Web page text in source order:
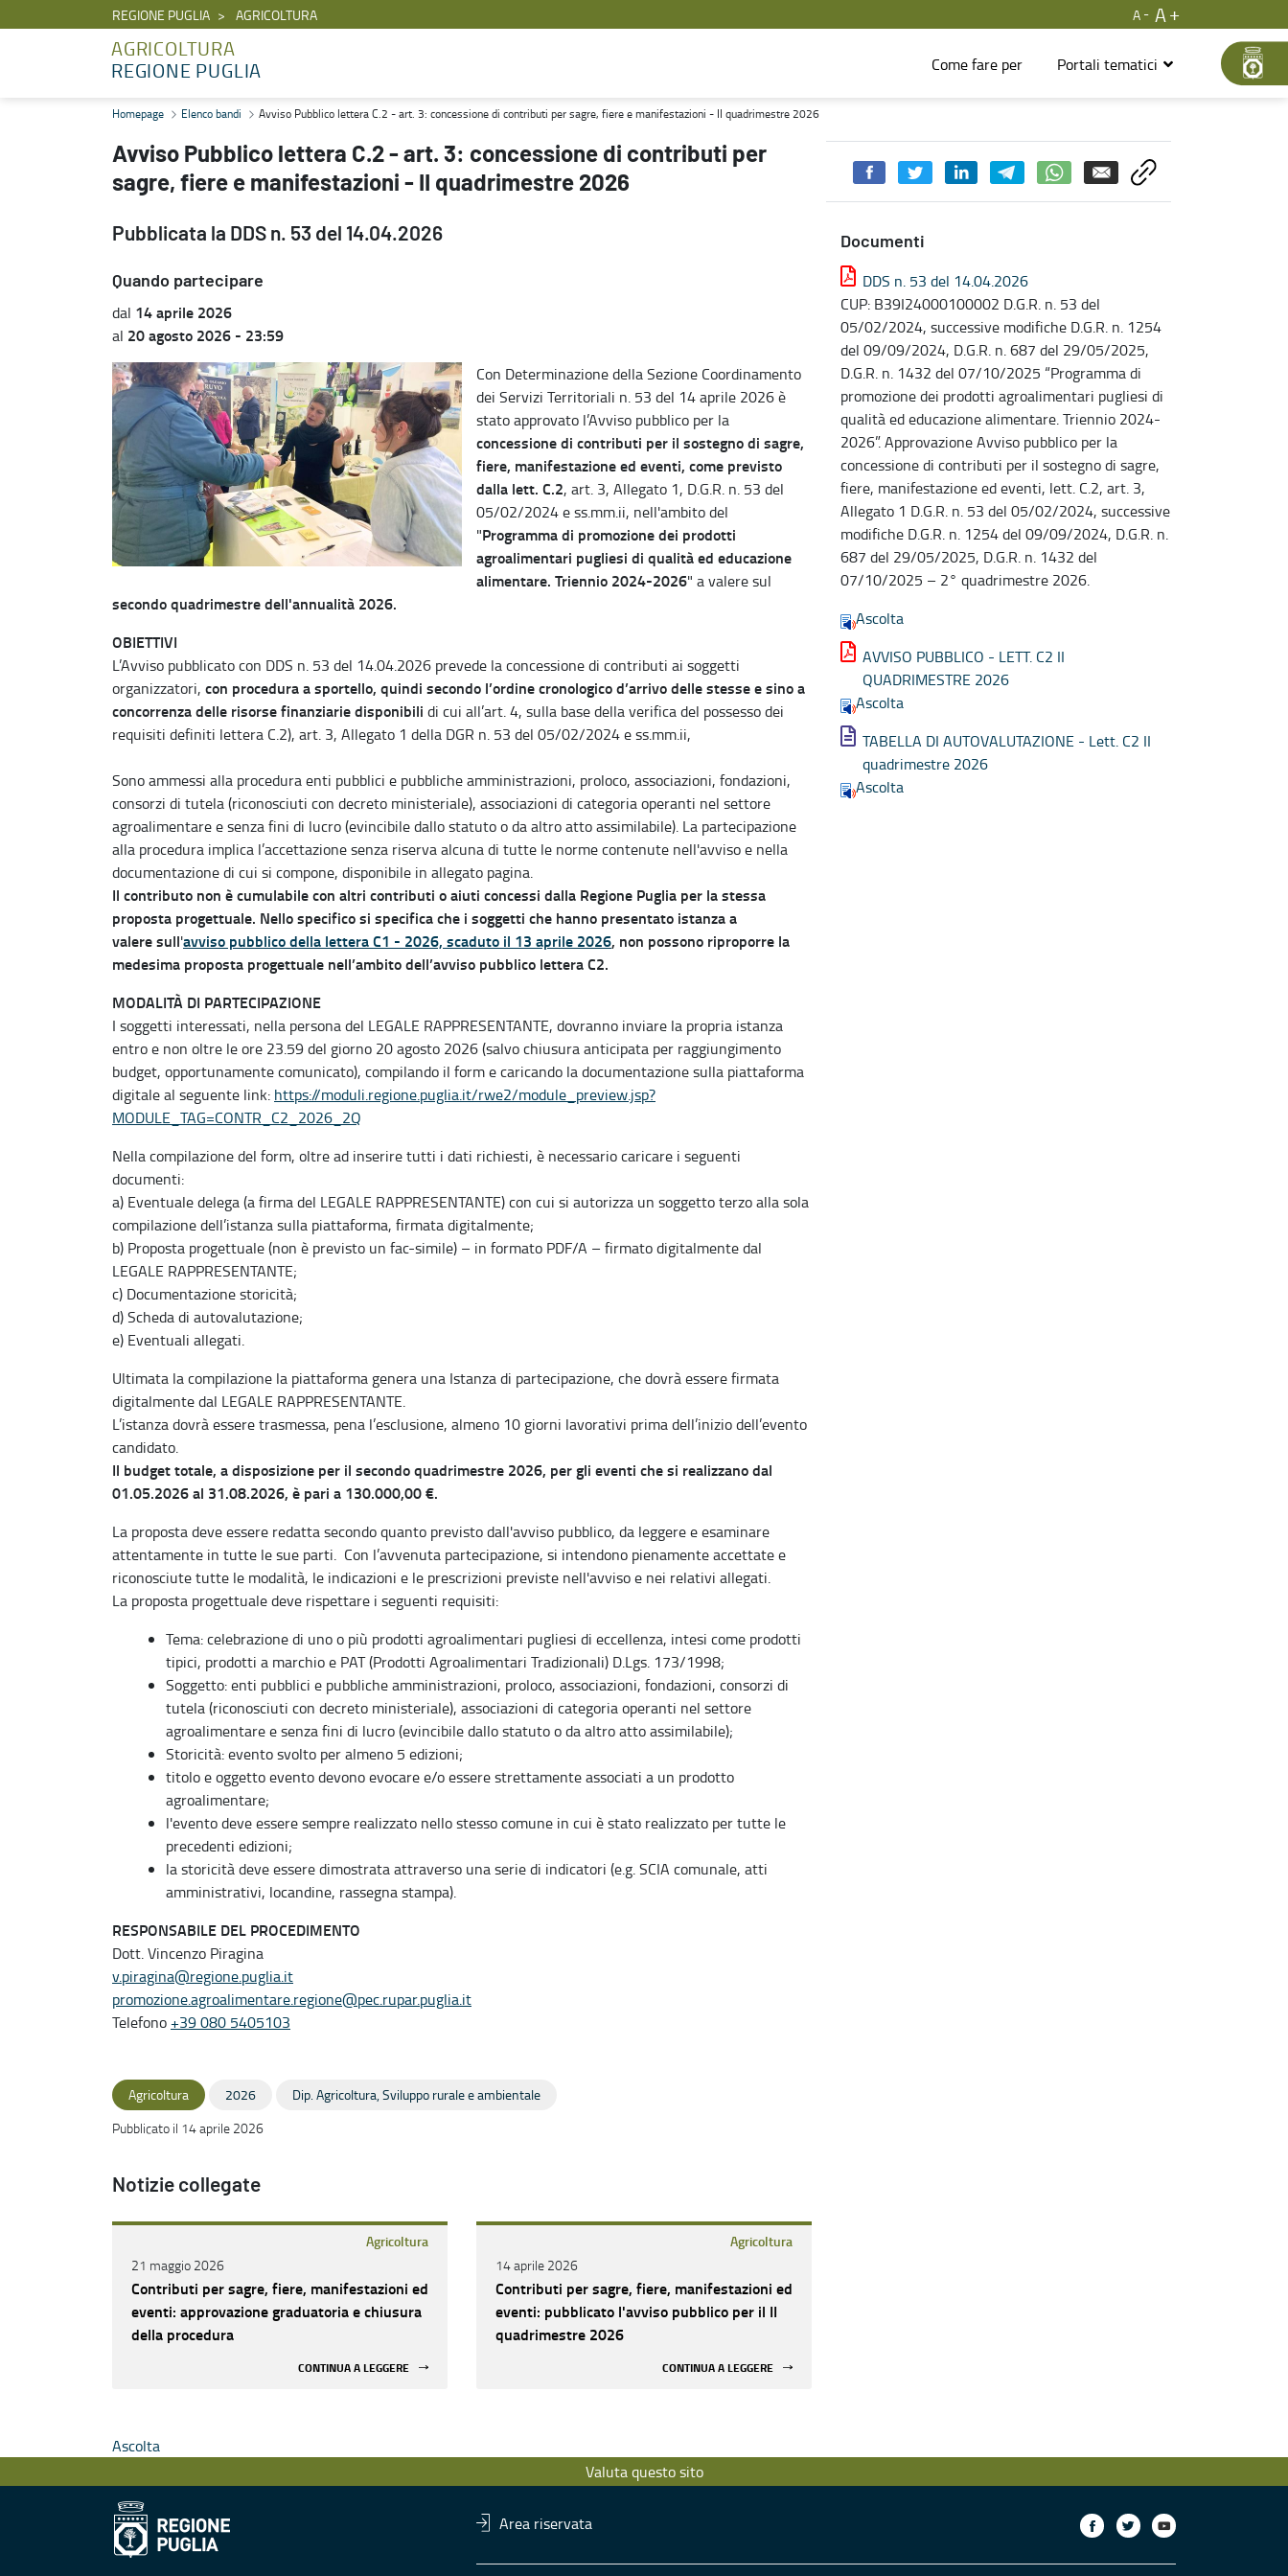
REGIONE PUGLIA AGRICOLTURA A
A
AGRICOLTURA
REGIONE PUGLIA
Come fare per Portali tematici
Avviso Pubblico lettera C.2 - art. 3: concessione di contributi per sagre, fiere e manifestazioni - II quadrimestre 2026 - Agricoltura
Homepage Elenco bandi Avviso Pubblico lettera C.2 - art. 3: concessione di contributi per sagre, fiere e manifestazioni - II quadrimestre 2026
Avviso Pubblico lettera C.2 - art. 3: concessione di contributi per
sagre, fiere e manifestazioni - II quadrimestre 2026
Pubblicata la DDS n. 53 del 14.04.2026
Quando partecipare
dal 14 aprile 2026
al 20 agosto 2026 - 23:59
Con Determinazione della Sezione Coordinamento
dei Servizi Territoriali n. 53 del 14 aprile 2026 è
stato approvato l’Avviso pubblico per la
concessione di contributi per il sostegno di sagre,
fiere, manifestazione ed eventi, come previsto
dalla lett. C.2, art. 3, Allegato 1, D.G.R. n. 53 del
05/02/2024 e ss.mm.ii, nell'ambito del
"Programma di promozione dei prodotti
agroalimentari pugliesi di qualità ed educazione
alimentare. Triennio 2024-2026" a valere sul
secondo quadrimestre dell'annualità 2026.
OBIETTIVI
L’Avviso pubblicato con DDS n. 53 del 14.04.2026 prevede la concessione di contributi ai soggetti
organizzatori, con procedura a sportello, quindi secondo l’ordine cronologico d’arrivo delle stesse e sino a
concorrenza delle risorse finanziarie disponibili di cui all’art. 4, sulla base della verifica del possesso dei
requisiti definiti lettera C.2), art. 3, Allegato 1 della DGR n. 53 del 05/02/2024 e ss.mm.ii,
Sono ammessi alla procedura enti pubblici e pubbliche amministrazioni, proloco, associazioni, fondazioni,
consorzi di tutela (riconosciuti con decreto ministeriale), associazioni di categoria operanti nel settore
agroalimentare e senza fini di lucro (evincibile dallo statuto o da altro atto assimilabile). La partecipazione
alla procedura implica l’accettazione senza riserva alcuna di tutte le norme contenute nell'avviso e nella
documentazione di cui si compone, disponibile in allegato pagina.
Il contributo non è cumulabile con altri contributi o aiuti concessi dalla Regione Puglia per la stessa
proposta progettuale. Nello specifico si specifica che i soggetti che hanno presentato istanza a
valere sull'avviso pubblico della lettera C1 - 2026, scaduto il 13 aprile 2026, non possono riproporre la
medesima proposta progettuale nell’ambito dell’avviso pubblico lettera C2.
MODALITÀ DI PARTECIPAZIONE
I soggetti interessati, nella persona del LEGALE RAPPRESENTANTE, dovranno inviare la propria istanza
entro e non oltre le ore 23.59 del giorno 20 agosto 2026 (salvo chiusura anticipata per raggiungimento
budget, opportunamente comunicato), compilando il form e caricando la documentazione sulla piattaforma
digitale al seguente link: https://moduli.regione.puglia.it/rwe2/module_preview.jsp?
MODULE_TAG=CONTR_C2_2026_2Q
Nella compilazione del form, oltre ad inserire tutti i dati richiesti, è necessario caricare i seguenti
documenti:
a) Eventuale delega (a firma del LEGALE RAPPRESENTANTE) con cui si autorizza un soggetto terzo alla sola
compilazione dell’istanza sulla piattaforma, firmata digitalmente;
b) Proposta progettuale (non è previsto un fac-simile) – in formato PDF/A – firmato digitalmente dal
LEGALE RAPPRESENTANTE;
c) Documentazione storicità;
d) Scheda di autovalutazione;
e) Eventuali allegati.
Ultimata la compilazione la piattaforma genera una Istanza di partecipazione, che dovrà essere firmata
digitalmente dal LEGALE RAPPRESENTANTE.
L’istanza dovrà essere trasmessa, pena l’esclusione, almeno 10 giorni lavorativi prima dell’inizio dell’evento
candidato.
Il budget totale, a disposizione per il secondo quadrimestre 2026, per gli eventi che si realizzano dal
01.05.2026 al 31.08.2026, è pari a 130.000,00 €.
La proposta deve essere redatta secondo quanto previsto dall'avviso pubblico, da leggere e esaminare
attentamente in tutte le sue parti. Con l’avvenuta partecipazione, si intendono pienamente accettate e
riconosciute tutte le modalità, le indicazioni e le prescrizioni previste nell'avviso e nei relativi allegati.
La proposta progettuale deve rispettare i seguenti requisiti:
Tema: celebrazione di uno o più prodotti agroalimentari pugliesi di eccellenza, intesi come prodotti
tipici, prodotti a marchio e PAT (Prodotti Agroalimentari Tradizionali) D.Lgs. 173/1998;
Soggetto: enti pubblici e pubbliche amministrazioni, proloco, associazioni, fondazioni, consorzi di
tutela (riconosciuti con decreto ministeriale), associazioni di categoria operanti nel settore
agroalimentare e senza fini di lucro (evincibile dallo statuto o da altro atto assimilabile);
Storicità: evento svolto per almeno 5 edizioni;
titolo e oggetto evento devono evocare e/o essere strettamente associati a un prodotto
agroalimentare;
l'evento deve essere sempre realizzato nello stesso comune in cui è stato realizzato per tutte le
precedenti edizioni;
la storicità deve essere dimostrata attraverso una serie di indicatori (e.g. SCIA comunale, atti
amministrativi, locandine, rassegna stampa).
RESPONSABILE DEL PROCEDIMENTO
Dott. Vincenzo Piragina
v.piragina@regione.puglia.it
promozione.agroalimentare.regione@pec.rupar.puglia.it
Telefono+39 080 5405103
Documenti
DDS n. 53 del 14.04.2026
CUP: B39I24000100002 D.G.R. n. 53 del
05/02/2024, successive modifiche D.G.R. n. 1254
del 09/09/2024, D.G.R. n. 687 del 29/05/2025,
D.G.R. n. 1432 del 07/10/2025 “Programma di
promozione dei prodotti agroalimentari pugliesi di
qualità ed educazione alimentare. Triennio 2024-
2026”. Approvazione Avviso pubblico per la
concessione di contributi per il sostegno di sagre,
fiere, manifestazione ed eventi, lett. C.2, art. 3,
Allegato 1 D.G.R. n. 53 del 05/02/2024, successive
modifiche D.G.R. n. 1254 del 09/09/2024, D.G.R. n.
687 del 29/05/2025, D.G.R. n. 1432 del
07/10/2025 – 2° quadrimestre 2026.
Ascolta
AVVISO PUBBLICO - LETT. C2 II
QUADRIMESTRE 2026
Ascolta
TABELLA DI AUTOVALUTAZIONE - Lett. C2 II
quadrimestre 2026
Ascolta
Agricoltura 2026
Dip. Agricoltura, Sviluppo rurale e ambientale
Pubblicato il 14 aprile 2026
Notizie collegate
Agricoltura
21 maggio 2026
Contributi per sagre, fiere, manifestazioni ed
eventi: approvazione graduatoria e chiusura
della procedura
CONTINUA A LEGGERE
Agricoltura
14 aprile 2026
Contributi per sagre, fiere, manifestazioni ed
eventi: pubblicato l'avviso pubblico per il II
quadrimestre 2026
CONTINUA A LEGGERE
Ascolta
Valuta questo sito
Area riservata